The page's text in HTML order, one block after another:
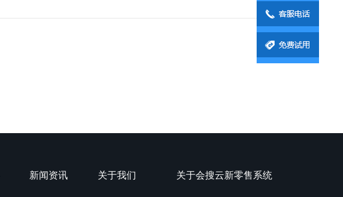
新闻资讯 关于我们 关于会搜云新零售系统